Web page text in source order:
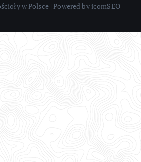
w Polsce | Powered by icomSEO